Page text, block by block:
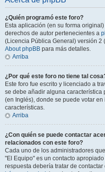
¿Quién programó este foro?
Esta aplicación (en su forma
derechos de autor pertenecientes a
(Licencia Pública General) versión 2
About phpBB para más detalles.
Arriba
¿Por qué este foro no tiene tal
Este foro fue escrito y licenciado a
se debe añadir alguna característica
(en Inglés), donde se puede votar
características.
Arriba
¿Con quién se puede contactar
relacionados con este foro?
Cada uno de los administradores
"El Equipo" es un contacto
respuesta debería tratar de